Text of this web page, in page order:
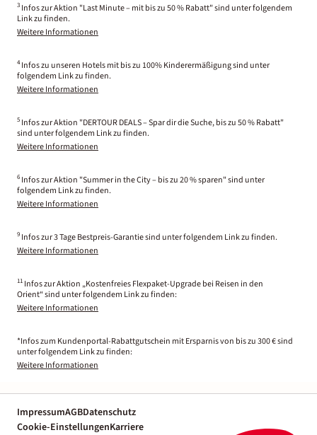
3 Infos zur Aktion "Last Minute – mit bis zu 50 % Rabatt" sind unter folgendem
Link zu finden.
Weitere Informationen
4 Infos zu unseren Hotels mit bis zu 100% Kinderermäßigung sind unter
folgendem Link zu finden.
Weitere Informationen
5 Infos zur Aktion "DERTOUR DEALS – Spar dir die Suche, bis zu 50 % Rabatt"
sind unter folgendem Link zu finden.
Weitere Informationen
6 Infos zur Aktion "Summer in the City – bis zu 20 % sparen" sind unter
folgendem Link zu finden.
Weitere Informationen
9 Infos zur 3 Tage Bestpreis-Garantie sind unter folgendem Link zu finden.
Weitere Informationen
11 Infos zur Aktion „Kostenfreies Flexpaket-Upgrade bei Reisen in den
Orient“ sind unter folgendem Link zu finden:
Weitere Informationen
*Infos zum Kundenportal-Rabattgutschein mit Ersparnis von bis zu 300 € sind
unter folgendem Link zu finden:
Weitere Informationen
ImpressumAGBDatenschutz
Cookie-EinstellungenKarriere